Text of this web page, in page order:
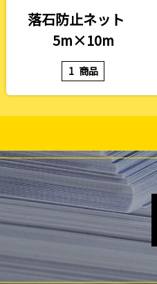
落石防止ネット
5m×10m
1 商品